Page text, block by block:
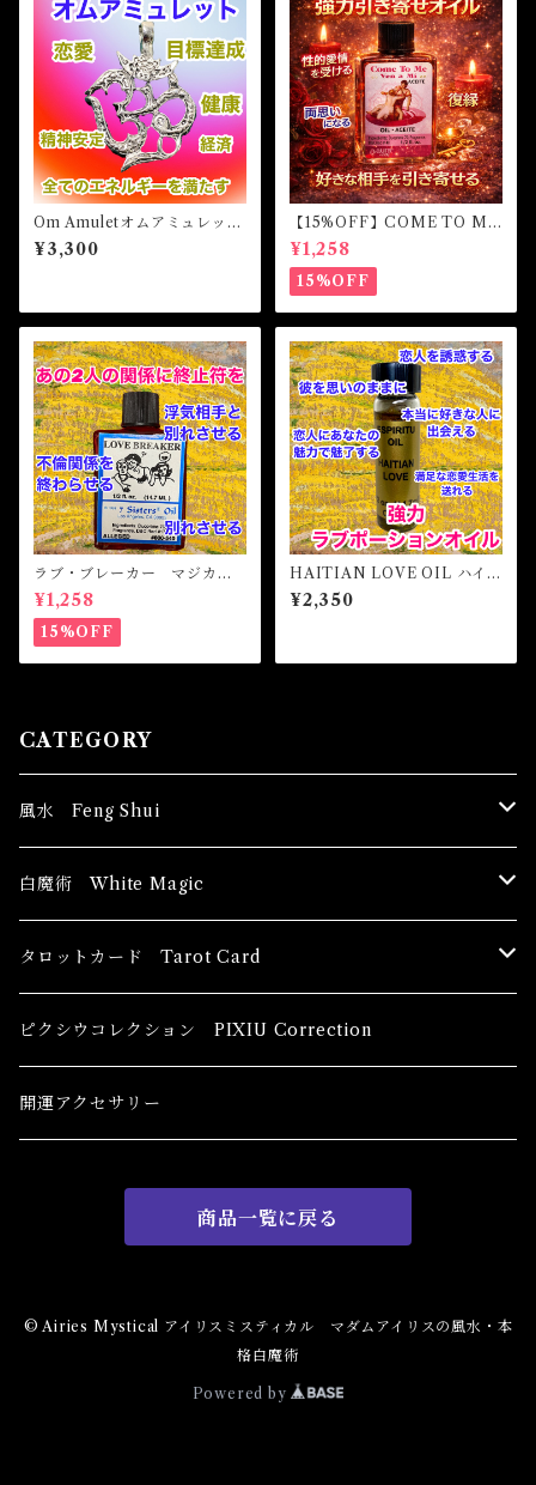
Om Amuletオムアミュレッ
ト 白魔術アミュレット
¥3,300
【15%OFF】COME TO ME
OIL カムトゥーミーオイル
白魔術オイル
¥1,258
15%OFF
ラブ・ブレーカー マジカル
オイル・魔女オイル LOVE
BREAKER Magicak Oil
¥1,258
15%OFF
HAITIAN LOVE OIL ハイチ
ャンラブオイル
¥2,350
CATEGORY
風水 Feng Shui
ブッダ Buddha
恋愛運
健康運 Health
金運 Money
キーチェーン
金運 Money
干支風水置き物
ブレスレット Bracelet
白魔術 White Magic
香油 Oils
恋愛 Love
金運 Money
スピリチュアル Spiritual
キャンドル Candles
恋愛 Love
線香 Stick Incense
パウダー Magical Powder
仕事
バス＆フロアウォッシュ Bath&Floor Wash
バスハーブ Bath Herb
タロットカード Tarot Card
初心者向け For The Beginners
中級者向け
ピクシウコレクション PIXIU Correction
開運アクセサリー
商品一覧に戻る
© Airies Mystical アイリスミスティカル マダムアイリスの風水・本
格白魔術
Powered by